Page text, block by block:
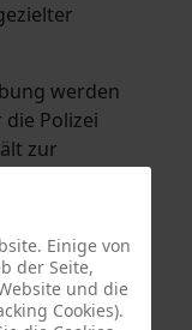
werden
Polizei
zur
Einige von
der Seite,
und die
Cookies).